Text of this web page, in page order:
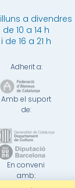
a divendres
de 10 a 14 h
i de 16 a 21 h
Adherit a:
Amb el suport
de:
En conveni
amb: